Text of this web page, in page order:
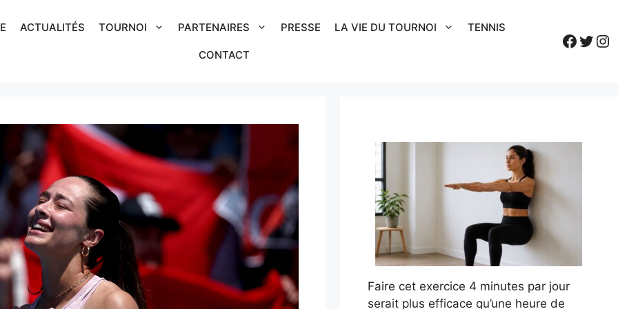
ACTUALITÉS TOURNOI PARTENAIRES PRESSE LA VIE DU TOURNOI TENNIS
CONTACT
Faire cet exercice 4 minutes par jour
serait plus efficace qu’une heure de